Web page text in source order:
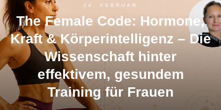
24. FEBRUAR
The Female Code: Hormone,
Kraft & Körperintelligenz – Die
Wissenschaft hinter
effektivem, gesundem
Training für Frauen